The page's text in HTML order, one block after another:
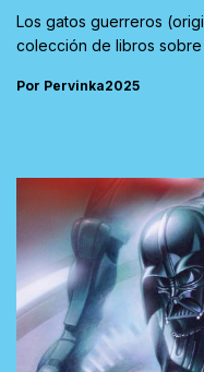
Los gatos guerreros
colección de libros sobre
Por Pervinka2025